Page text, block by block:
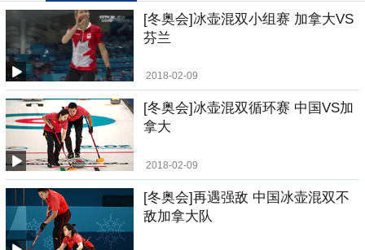
[冬奥会]冰壶混双小组赛 加拿大VS
芬兰
2018-02-09
[冬奥会]冰壶混双循环赛 中国VS加
拿大
2018-02-09
[冬奥会]再遇强敌 中国冰壶混双不
敌加拿大队